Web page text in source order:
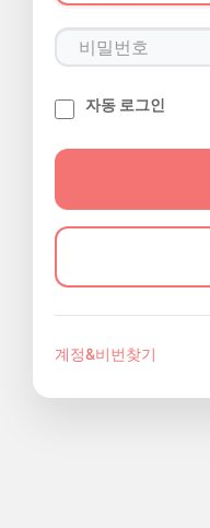
자동 로그인
계정&비번찾기